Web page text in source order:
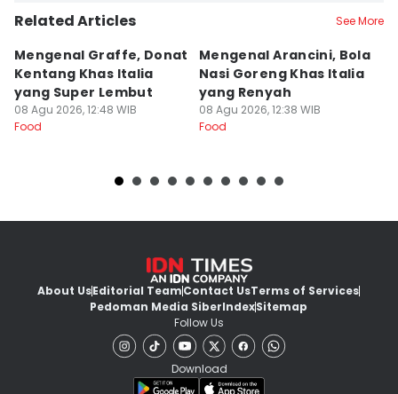
Related Articles See More
Mengenal Graffe, Donat
Kentang Khas Italia
yang Super Lembut
08 Agu 2026, 12:48 WIB
Food
Mengenal Arancini, Bola
Nasi Goreng Khas Italia
yang Renyah
08 Agu 2026, 12:38 WIB
Food
About UsEditorial TeamContact UsTerms of Services
Pedoman Media SiberIndexSitemap
Follow Us
Download